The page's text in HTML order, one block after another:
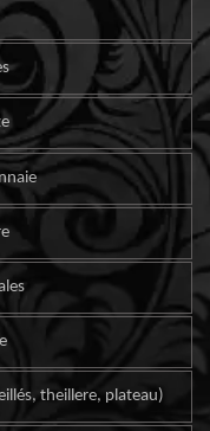
theillere, plateau)